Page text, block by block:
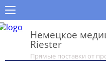
Немецкое
Riester
Прямые поставки от